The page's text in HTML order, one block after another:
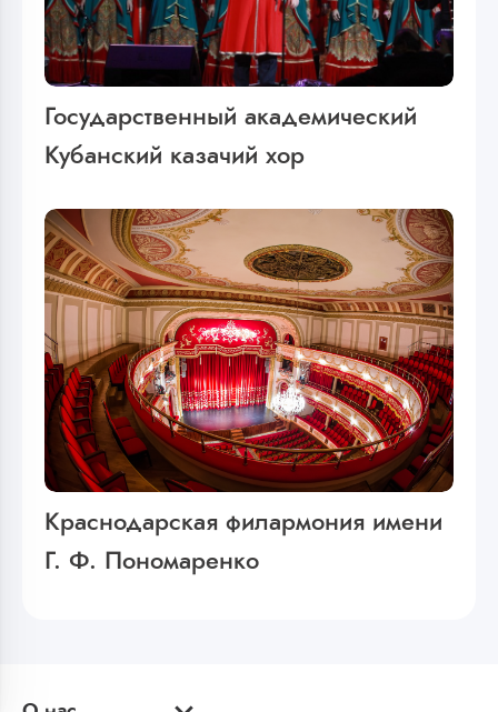
Государственный академический
Кубанский казачий хор
Краснодарская филармония имени
Г. Ф. Пономаренко